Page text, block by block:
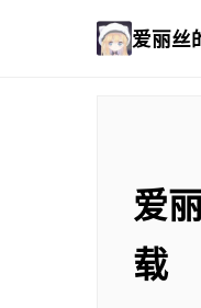
爱丽丝
爱
载